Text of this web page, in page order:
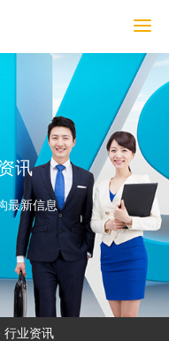
讯
最新信息
行业资讯